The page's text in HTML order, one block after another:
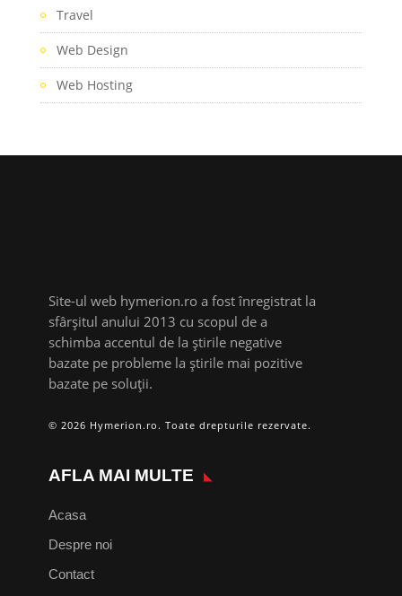
Travel
Web Design
Web Hosting
Site-ul web hymerion.ro a fost înregistrat la
sfârșitul anului 2013 cu scopul de a
schimba accentul de la știrile negative
bazate pe probleme la știrile mai pozitive
bazate pe soluții.
© 2026 Hymerion.ro. Toate drepturile rezervate.
AFLA MAI MULTE
Acasa
Despre noi
Contact